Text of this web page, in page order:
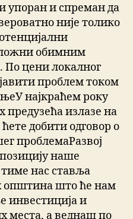
упоран и спреман да
није толико
обимним
По цени локалног
проблем током
најкраћем року
предузећа излазе на
добити одговор о
проблемаРазвој
наше
нас ставља
општина што ће нам
инвестиција и
места, а веднаш по